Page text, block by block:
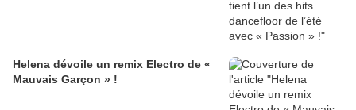
Helena dévoile un remix Electro de «
Mauvais Garçon » !